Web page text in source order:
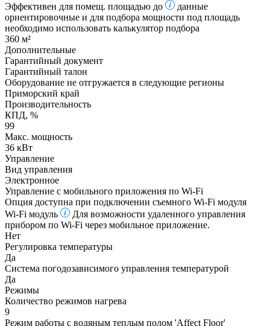
Эффективен для помещ. площадью до
данные
ориентировочные и для подбора мощности под площадь
необходимо использовать калькулятор подбора
360 м²
Дополнительные
Гарантийный документ
Гарантийный талон
Оборудование не отгружается в следующие регионы
Приморский край
Производительность
КПД, %
99
Макс. мощность
36 кВт
Управление
Вид управления
Электронное
Управление c мобильного приложения по Wi-Fi
Опция доступна при подключении съемного Wi-Fi модуля
Wi-Fi модуль
Для возможности удаленного управления
прибором по Wi-Fi через мобильное приложение.
Нет
Регулировка температуры
Да
Система погодозависимого управления температурой
Да
Режимы
Количество режимов нагрева
9
Режим работы с водяным теплым полом 'Affect Floor'